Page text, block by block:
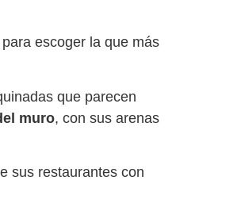
escoger la que más
que parecen
muro, con sus arenas
sus restaurantes con